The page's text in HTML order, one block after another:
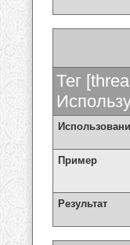
Тег
Пример
Результат